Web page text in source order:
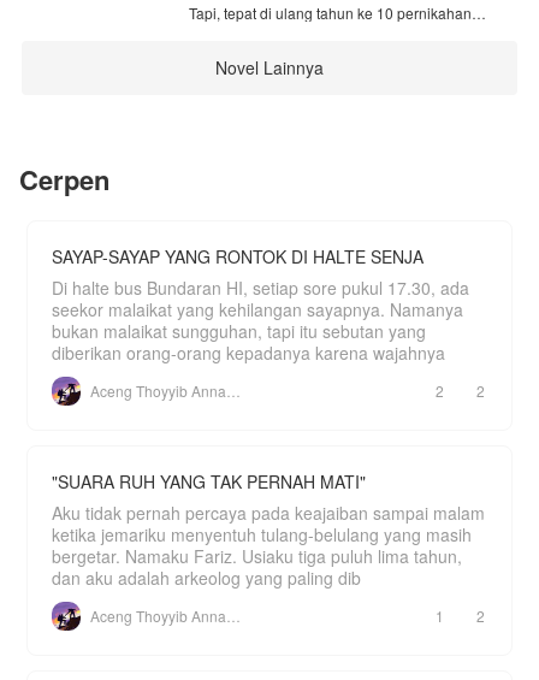
sangat keterlaluan Emily!" Bentak Gilbert pada
tahun lamanya? Apakah usaha Revin untuk
dan harus hidup pada salah satunya?
Yang kepo langsung cusss baca aja, di jamin
kucu, baper, sedih, campur aduk deh.
KARANGAN DARI AUTHOR. BUKAN K
Tapi, tepat di ulang tahun ke 10 pernikahan
Masihkah Adhis bertahan dalam peliknya kisah
Novel Lainnya
Cerpen
SAYAP-SAYAP YANG RONTOK DI HALTE SENJA
Di halte bus Bundaran HI, setiap sore pukul 17.30, ada
seekor malaikat yang kehilangan sayapnya. Namanya
bukan malaikat sungguhan, tapi itu sebutan yang
diberikan orang-orang kepadanya karena wajahnya
2 2
"SUARA RUH YANG TAK PERNAH MATI"
Aku tidak pernah percaya pada keajaiban sampai malam
ketika jemariku menyentuh tulang-belulang yang masih
bergetar. Namaku Fariz. Usiaku tiga puluh lima tahun,
dan aku adalah arkeolog yang paling dib
1 2